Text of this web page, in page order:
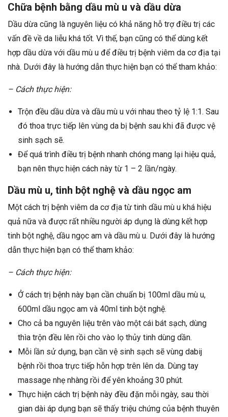
Chữa bệnh bằng dầu mù u và dầu dừa
Dầu dừa cũng là nguyên liệu có khả năng hỗ trợ điều trị các
vấn đề về da liễu khá tốt. Vì thế, bạn cũng có thể dùng kết
hợp dầu dừa với dầu mù u để điều trị bệnh viêm da cơ địa tại
nhà. Dưới đây là hướng dẫn thực hiện bạn có thể tham khảo:
– Cách thực hiện:
Trộn đều dầu dừa và dầu mù u với nhau theo tỷ lệ 1:1. Sau
đó thoa trực tiếp lên vùng da bị bệnh sau khi đã được vệ
sinh sạch sẽ.
Để quá trình điều trị bệnh nhanh chóng mang lại hiệu quả,
bạn nên thực hiện cách này từ 1 – 2 lần/ngày.
Dầu mù u, tinh bột nghệ và dầu ngọc am
Một cách trị bệnh viêm da cơ địa từ tinh dầu mù u khá hiệu
quả nữa và được rất nhiều người áp dụng là dùng kết hợp
tinh bột nghệ, dầu ngọc am và dầu mù u. Dưới đây là hướng
dẫn thực hiện bạn có thể tham khảo:
– Cách thực hiện:
Ở cách trị bệnh này bạn cần chuẩn bị 100ml dầu mù u,
600ml dầu ngọc am và 40ml tinh bột nghệ.
Cho cả ba nguyên liệu trên vào một cái bát sạch, dùng
thìa trộn đều lên rồi cho vào lọ thủy tinh dùng dần.
Mỗi lần sử dụng, bạn cần vệ sinh sạch sẽ vùng dabij
bệnh rồi thoa trực tiếp hỗn hợp trên lên da. Dùng tay
massage nhẹ nhàng rồi để yên khoảng 30 phút.
Thực hiện cách trị bệnh này đều đặn mỗi ngày, sau thời
gian dài áp dụng bạn sẽ thấy triệu chứng của bệnh thuyên